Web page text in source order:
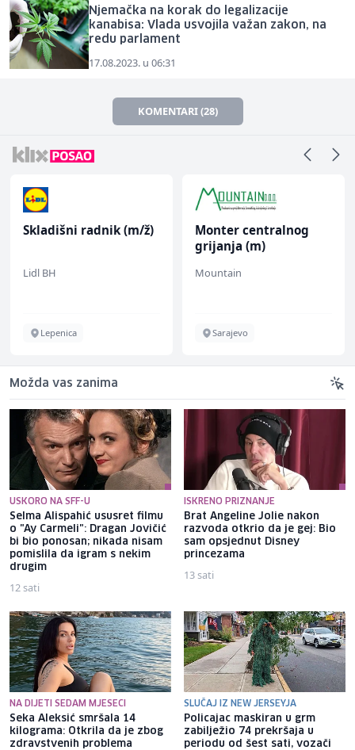
Njemačka na korak do legalizacije
kanabisa: Vlada usvojila važan zakon, na
redu parlament
17.08.2023. u 06:31
KOMENTARI (28)
Skladišni radnik (m/ž)
Lidl BH
Lepenica
Monter centralnog
grijanja (m)
Mountain
Sarajevo
Možda vas zanima
USKORO NA SFF-U
Selma Alispahić ususret filmu
o "Ay Carmeli": Dragan Jovičić
bi bio ponosan; nikada nisam
pomislila da igram s nekim
drugim
12 sati
ISKRENO PRIZNANJE
Brat Angeline Jolie nakon
razvoda otkrio da je gej: Bio
sam opsjednut Disney
princezama
13 sati
NA DIJETI SEDAM MJESECI
Seka Aleksić smršala 14
kilograma: Otkrila da je zbog
zdravstvenih problema
SLUČAJ IZ NEW JERSEYJA
Policajac maskiran u grm
zabilježio 74 prekršaja u
periodu od šest sati, vozači